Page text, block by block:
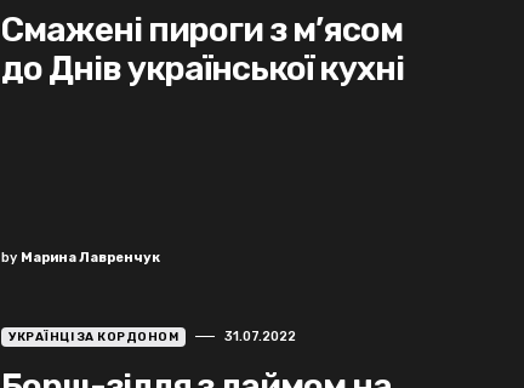
Смажені пироги з м’ясом
до Днів української кухні
by Марина Лавренчук
УКРАЇНЦІ ЗА КОРДОНОМ 31.07.2022